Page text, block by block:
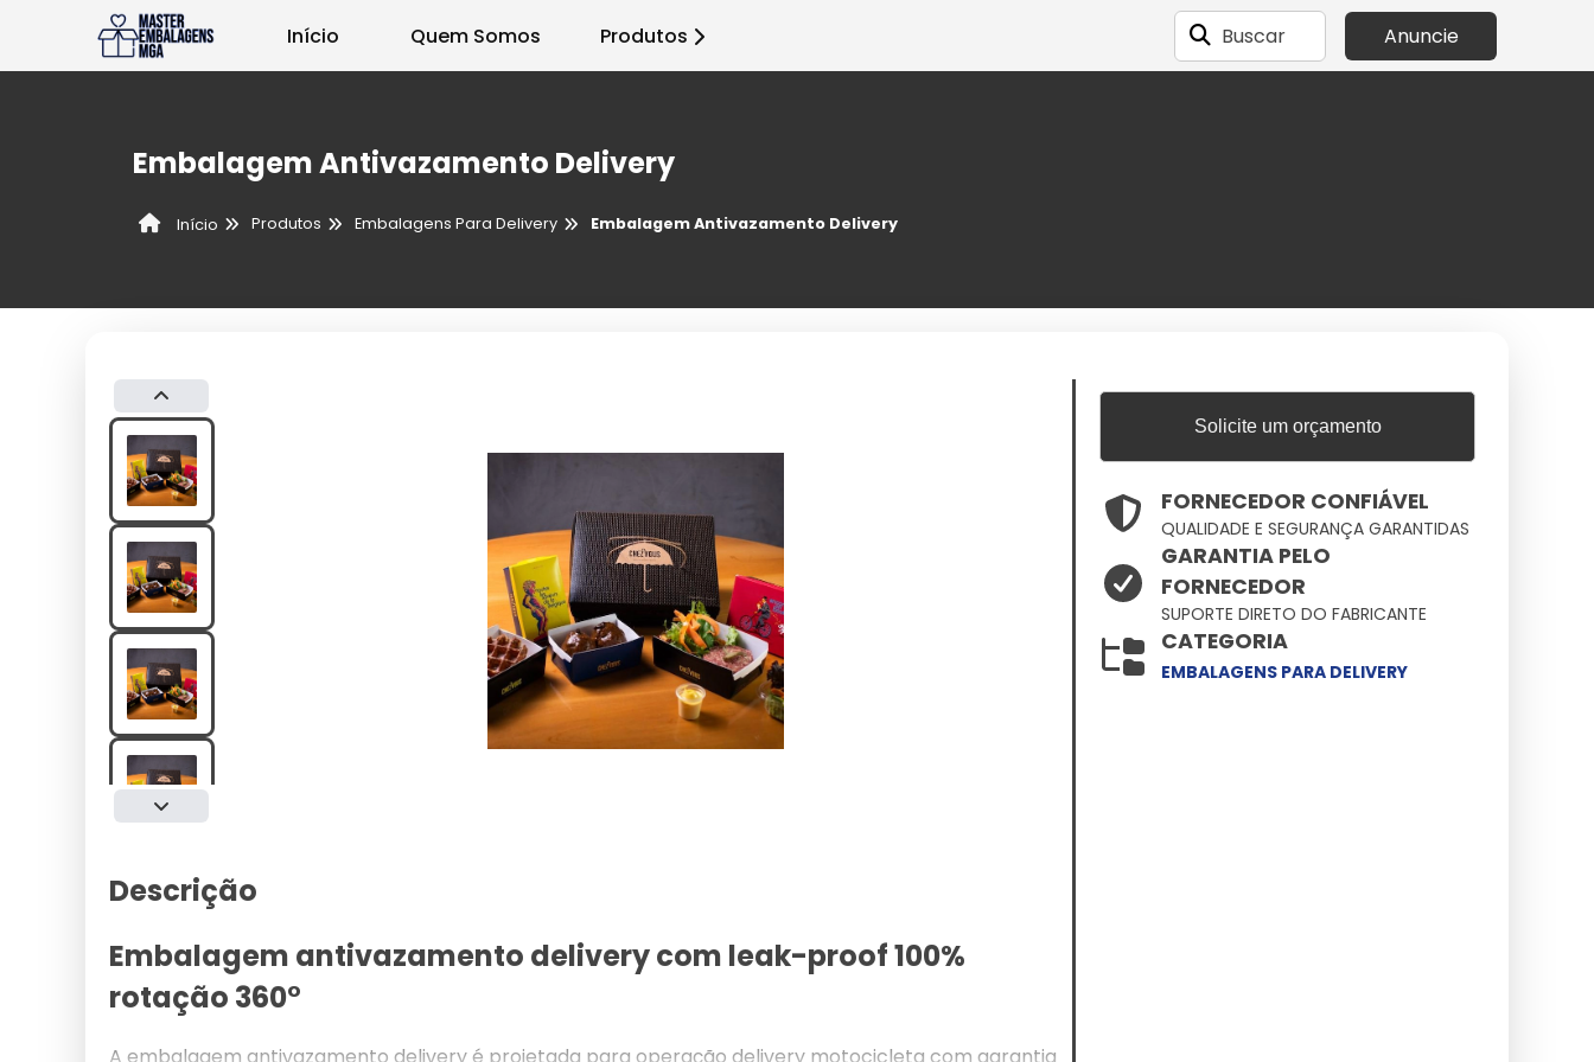
Início Quem Somos Produtos Buscar Anuncie
Embalagem Antivazamento Delivery
Início Produtos Embalagens Para Delivery Embalagem Antivazamento Delivery
Descrição
Embalagem antivazamento delivery com leak-proof 100%
rotação 360°
A embalagem antivazamento delivery é projetada para operação delivery motocicleta com garantia
Solicite um orçamento
FORNECEDOR CONFIÁVEL
QUALIDADE E SEGURANÇA GARANTIDAS
GARANTIA PELO
FORNECEDOR
SUPORTE DIRETO DO FABRICANTE
CATEGORIA
EMBALAGENS PARA DELIVERY